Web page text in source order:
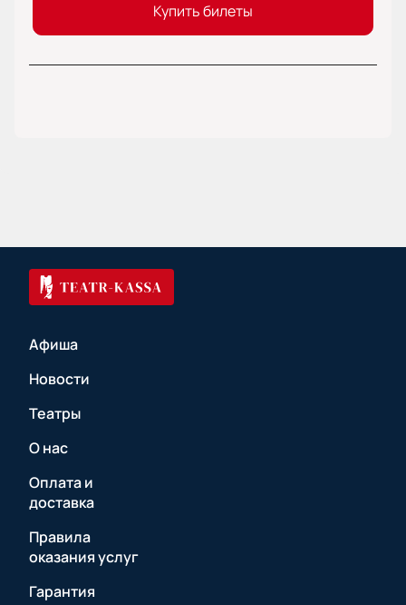
Купить билеты
Афиша
Новости
Театры
О нас
Оплата и
доставка
Правила
оказания услуг
Гарантия